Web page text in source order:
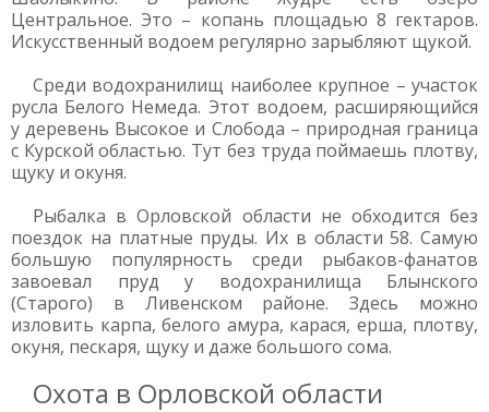
Центральное. Это – копань площадью 8 гектаров.
Искусственный водоем регулярно зарыбляют щукой.
Среди водохранилищ наиболее крупное – участок
русла Белого Немеда. Этот водоем, расширяющийся
у деревень Высокое и Слобода – природная граница
с Курской областью. Тут без труда поймаешь плотву,
щуку и окуня.
Рыбалка в Орловской области не обходится без
поездок на платные пруды. Их в области 58. Самую
большую популярность среди рыбаков-фанатов
завоевал пруд у водохранилища Блынского
(Старого) в Ливенском районе. Здесь можно
изловить карпа, белого амура, карася, ерша, плотву,
окуня, пескаря, щуку и даже большого сома.
Охота в Орловской области